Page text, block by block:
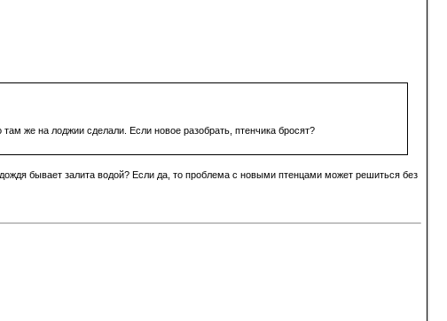
же на лоджии сделали. Если новое разобрать, птенчика бросят?
бывает залита водой? Если да, то проблема с новыми птенцами может решиться без